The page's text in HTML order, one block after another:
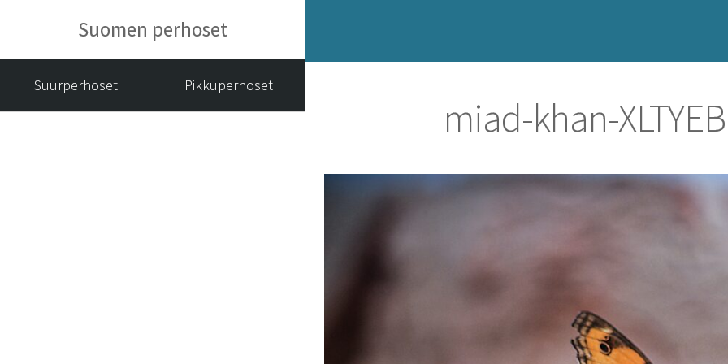
Suomen perhoset
Suurperhoset Pikkuperhoset
miad-khan-